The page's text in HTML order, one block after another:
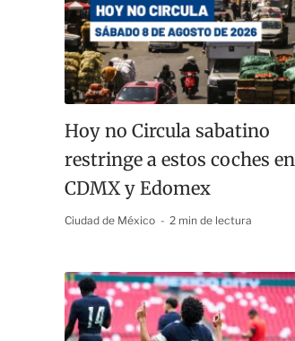
Hoy no Circula sabatino
restringe a estos coches en
CDMX y Edomex
Ciudad de México 2 min de lectura